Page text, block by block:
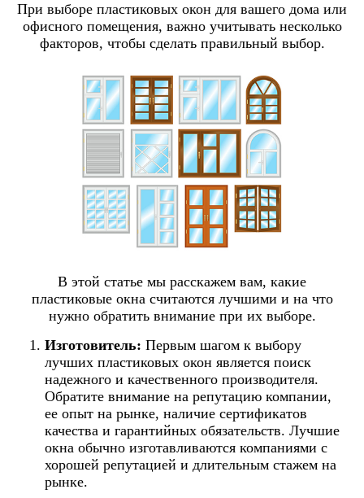
При выборе пластиковых окон для вашего дома или
офисного помещения, важно учитывать несколько
факторов, чтобы сделать правильный выбор.
В этой статье мы расскажем вам, какие
пластиковые окна считаются лучшими и на что
нужно обратить внимание при их выборе.
Изготовитель: Первым шагом к выбору
лучших пластиковых окон является поиск
надежного и качественного производителя.
Обратите внимание на репутацию компании,
ее опыт на рынке, наличие сертификатов
качества и гарантийных обязательств. Лучшие
окна обычно изготавливаются компаниями с
хорошей репутацией и длительным стажем на
рынке.